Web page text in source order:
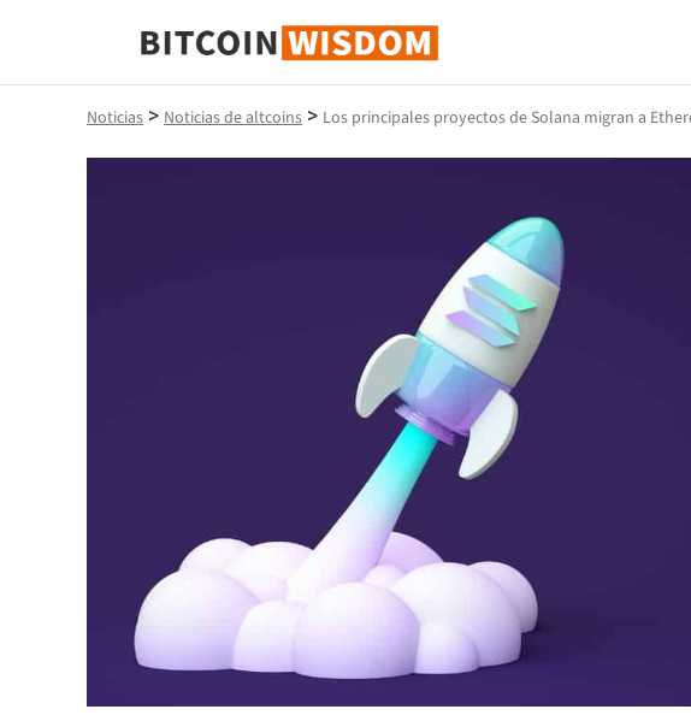
Sabiduría de Bitcoin
Noticias > Noticias de altcoins > Los principales proyectos de Solana migran a